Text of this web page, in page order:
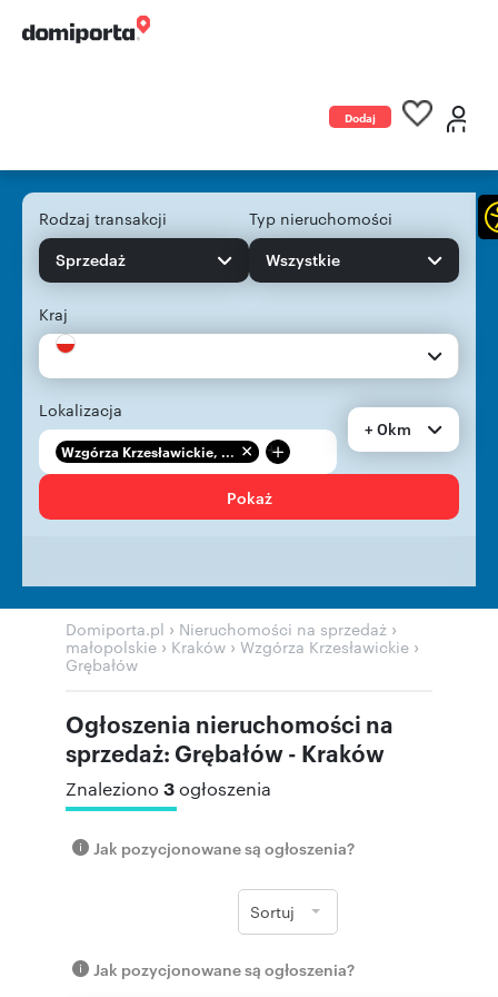
Dodaj
Rodzaj transakcji
Sprzedaż
Typ nieruchomości
Wszystkie
Kraj
Lokalizacja
Wzgórza Krzesławickie, ... +
+ 0km
Pokaż
Domiporta.pl › Nieruchomości na sprzedaż ›
małopolskie › Kraków › Wzgórza Krzesławickie ›
Grębałów
Ogłoszenia nieruchomości na
sprzedaż: Grębałów - Kraków
Znaleziono 3ogłoszenia
Jak pozycjonowane są ogłoszenia?
Sortuj
Jak pozycjonowane są ogłoszenia?